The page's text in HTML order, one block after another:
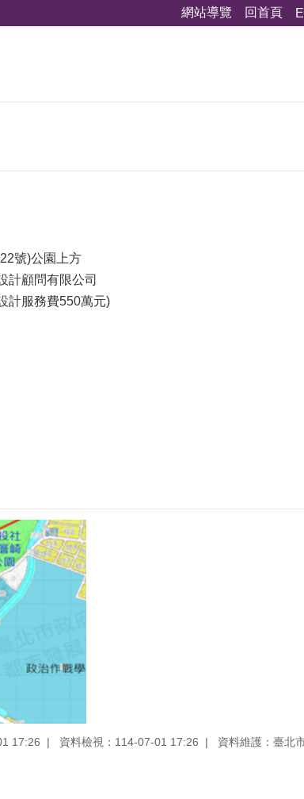
網站導覽 回首頁
號)公園上方
計顧問有限公司
計服務費550萬元)
17:26 資料檢視：114-07-01 17:26 資料維護：臺北